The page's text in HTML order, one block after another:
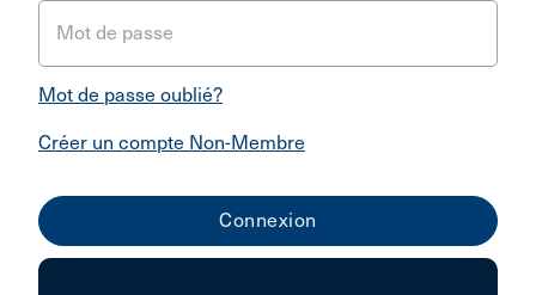
Mot de passe
Mot de passe oublié?
Créer un compte Non-Membre